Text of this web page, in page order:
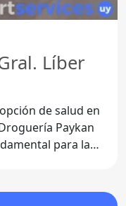
Líber
de salud en
para la